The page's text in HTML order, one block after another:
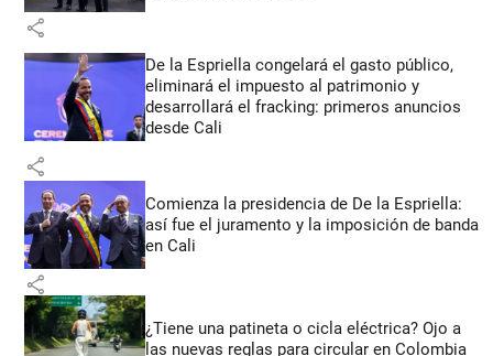
share
De la Espriella congelará el gasto público,
eliminará el impuesto al patrimonio y
desarrollará el fracking: primeros anuncios
desde Cali
share
Comienza la presidencia de De la Espriella:
así fue el juramento y la imposición de banda
en Cali
share
¿Tiene una patineta o cicla eléctrica? Ojo a
las nuevas reglas para circular en Colombia